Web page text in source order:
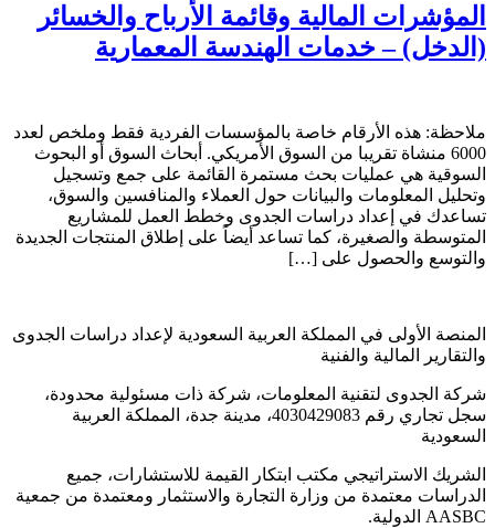
المؤشرات المالية وقائمة الأرباح والخسائر
(الدخل) – خدمات الهندسة المعمارية
ملاحظة: هذه الأرقام خاصة بالمؤسسات الفردية فقط وملخص لعدد
6000 منشاة تقريبا من السوق الأمريكي. أبحاث السوق أو البحوث
السوقية هي عمليات بحث مستمرة القائمة على جمع وتسجيل
وتحليل المعلومات والبيانات حول العملاء والمنافسين والسوق،
تساعدك في إعداد دراسات الجدوى وخطط العمل للمشاريع
المتوسطة والصغيرة، كما تساعد أيضاً على إطلاق المنتجات الجديدة
والتوسع والحصول على […]
المنصة الأولى في المملكة العربية السعودية لإعداد دراسات الجدوى
والتقارير المالية والفنية
شركة الجدوى لتقنية المعلومات، شركة ذات مسئولية محدودة،
سجل تجاري رقم 4030429083، مدينة جدة، المملكة العربية
السعودية
الشريك الاستراتيجي مكتب ابتكار القيمة للاستشارات، جميع
الدراسات معتمدة من وزارة التجارة والاستثمار ومعتمدة من جمعية
AASBC الدولية.